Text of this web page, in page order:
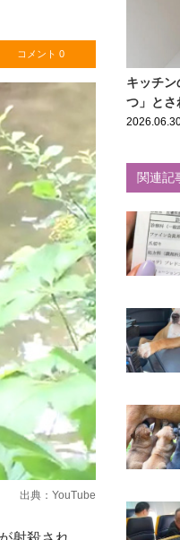
コメント 0
出典： YouTube
キッチ
つ」とさ
関連記